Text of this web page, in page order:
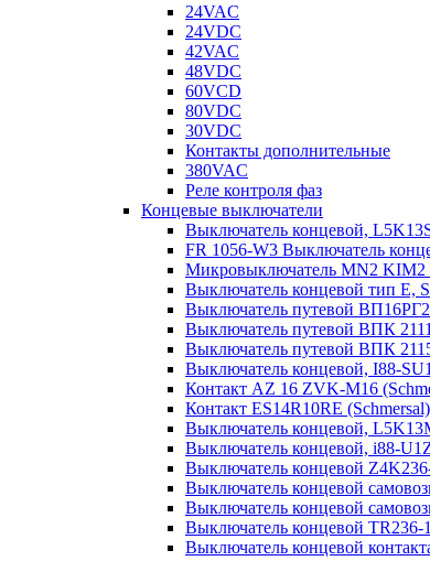
24VAC
24VDC
42VAC
48VDC
60VCD
80VDC
30VDC
Контакты дополнительные
380VAC
Реле контроля фаз
Концевые выключатели
Выключатель концевой,
FR 1056-W3 Выключатель
Микровыключатель MN2
Выключатель концевой тип Е,
Выключатель путевой
Выключатель путевой ВПК
Выключатель путевой ВПК
Выключатель концевой, I88-
Контакт AZ 16 ZVK-M16
Контакт ES14R10RE (Schmersal)
Выключатель концевой,
Выключатель концевой, i88-
Выключатель концевой
Выключатель концевой
Выключатель концевой
Выключатель концевой TR236-
Выключатель концевой